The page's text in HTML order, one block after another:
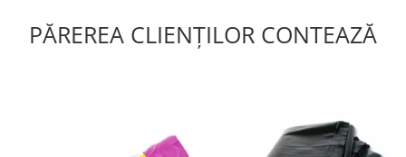
PĂREREA CLIENȚILOR CONTEAZĂ